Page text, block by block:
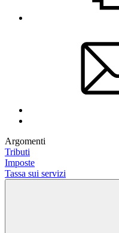
Argomenti
Tributi
Imposte
Tassa sui servizi